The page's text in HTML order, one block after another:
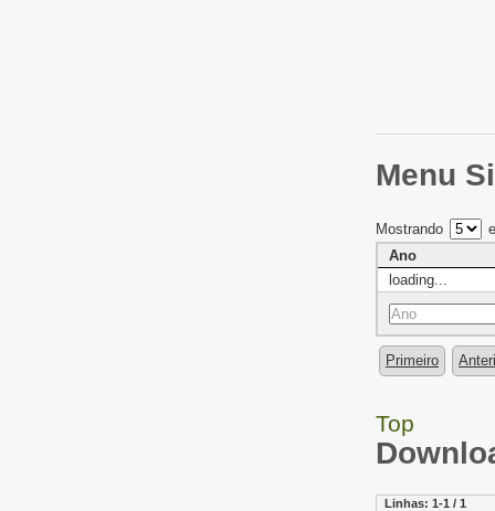
Menu
Mostrando
Ano
loading...
Primeiro
Top
Linhas: 1-1 / 1